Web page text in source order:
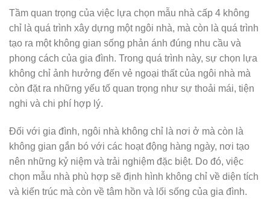
Tầm quan trọng của việc lựa chọn mẫu nhà cấp 4 không
chỉ là quá trình xây dựng một ngôi nhà, mà còn là quá trình
tạo ra một không gian sống phản ánh đúng nhu cầu và
phong cách của gia đình. Trong quá trình này, sự chọn lựa
không chỉ ảnh hưởng đến vẻ ngoại thất của ngôi nhà mà
còn đặt ra những yếu tố quan trọng như sự thoải mái, tiện
nghi và chi phí hợp lý.
Đối với gia đình, ngôi nhà không chỉ là nơi ở mà còn là
không gian gắn bó với các hoạt động hàng ngày, nơi tạo
nên những kỷ niệm và trải nghiệm đặc biệt. Do đó, việc
chọn mẫu nhà phù hợp sẽ định hình không chỉ về diện tích
và kiến trúc mà còn về tâm hồn và lối sống của gia đình.